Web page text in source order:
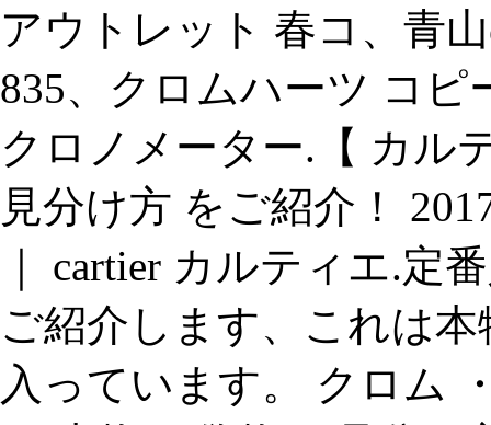
アウトレット 春コ、青
835、クロムハーツ コピ
クロノメーター.【 カル
見分け方 をご紹介！
｜ cartier カルティエ.定
ご紹介します、これは
入っています。 クロム